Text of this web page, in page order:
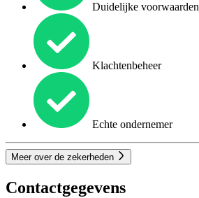
Duidelijke voorwaarden
Klachtenbeheer
Echte ondernemer
Meer over de zekerheden
Contactgegevens